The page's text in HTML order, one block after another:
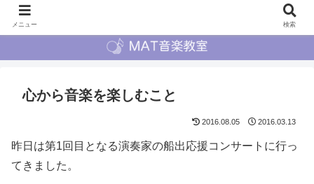
心から音楽を楽しむこと
2016.08.05 2016.03.13
昨日は第1回目となる演奏家の船出応援コンサートに行っ
てきました。
メニュー 検索